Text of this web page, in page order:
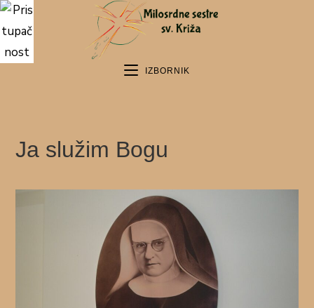
IZBORNIK
Ja služim Bogu